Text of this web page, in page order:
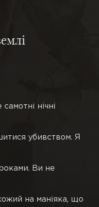
нічні
убивством. Я
Ви не
на маніяка, що